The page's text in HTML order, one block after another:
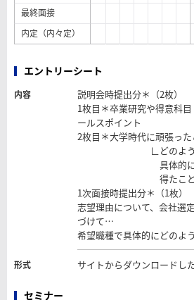
最終面接
内定（内々定）
エントリーシート
内容
説明会時提出分＊（2枚）
1枚目＊卒業研究や得意科
ールスポイント
2枚目＊大学時代に頑張った
∟どのような目
具体的に何を
得たこと
1次面接時提出分＊（1枚）
志望理由について、会社選
づけて…
希望職種で具体的にどのよ
形式 サイトからダウンロードし
セミナー